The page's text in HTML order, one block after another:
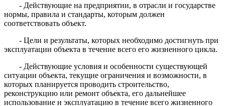
- Действующие на предприятии, в отрасли и государстве
нормы, правила и стандарты, которым должен
соответствовать объект.
- Цели и результаты, которых необходимо достигнуть при
эксплуатации объекта в течение всего его жизненного цикла.
- Действующие условия и особенности существующей
ситуации объекта, текущие ограничения и возможности, в
которых планируется проводить строительство,
реконструкцию или ремонт объекта, его дальнейшее
использование и эксплуатацию в течение всего жизненного